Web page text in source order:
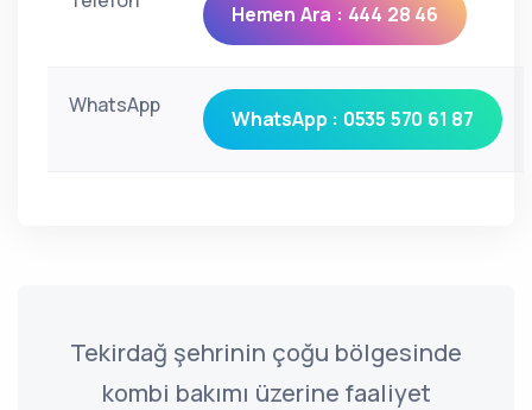
Hemen Ara : 444 28 46
WhatsApp
WhatsApp : 0535 570 61 87
Tekirdağ şehrinin çoğu bölgesinde
kombi bakımı üzerine faaliyet